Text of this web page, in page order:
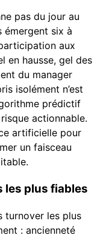
pas du jour au
émergent six à
aux
en hausse, gel des
du manager
isolément n’est
prédictif
actionnable.
artificielle pour
un faisceau
les plus fiables
turnover les plus
: ancienneté